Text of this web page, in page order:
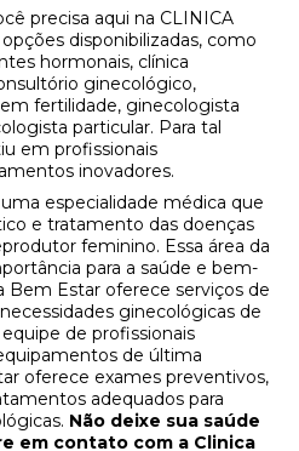
precisa aqui na CLINICA
disponibilizadas, como
hormonais, clínica
ginecológico,
fertilidade, ginecologista
particular. Para tal
em profissionais
inovadores.
especialidade médica que
e tratamento das doenças
feminino. Essa área da
para a saúde e bem-
Bem Estar oferece serviços de
ginecológicas de
de profissionais
de última
oferece exames preventivos,
adequados para
Não deixe sua saúde
em contato com a Clinica